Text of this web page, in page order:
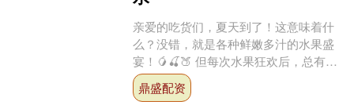
亲爱的吃货们，夏天到了！这意味着什
么？没错，就是各种鲜嫩多汁的水果盛
宴！🥭🍒🍑 但每次水果狂欢后，总有几
个"受害者"——你最爱的白T恤、新买的
浅色裤子，甚至是家....
鼎盛配资